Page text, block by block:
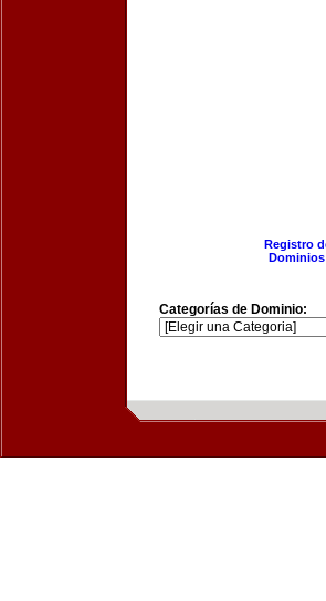
Registro
Categorías de Dominio: